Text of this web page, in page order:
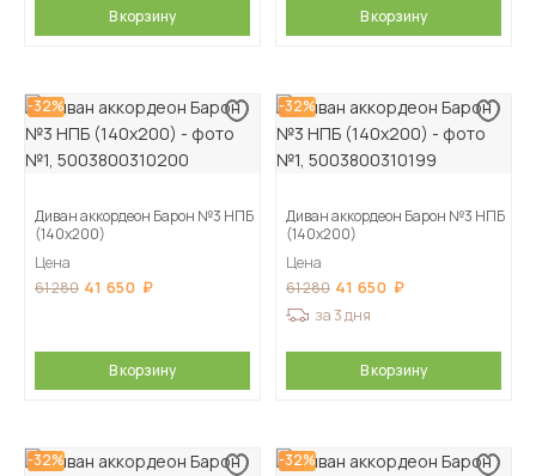
В корзину В корзину
-32%
Диван аккордеон Барон №3 НПБ
(140х200)
Цена
61 280 41 650
В корзину
-32%
Диван аккордеон Барон №3 НПБ
(140х200)
Цена
61 280 41 650
за 3 дня
В корзину
-32% -32%